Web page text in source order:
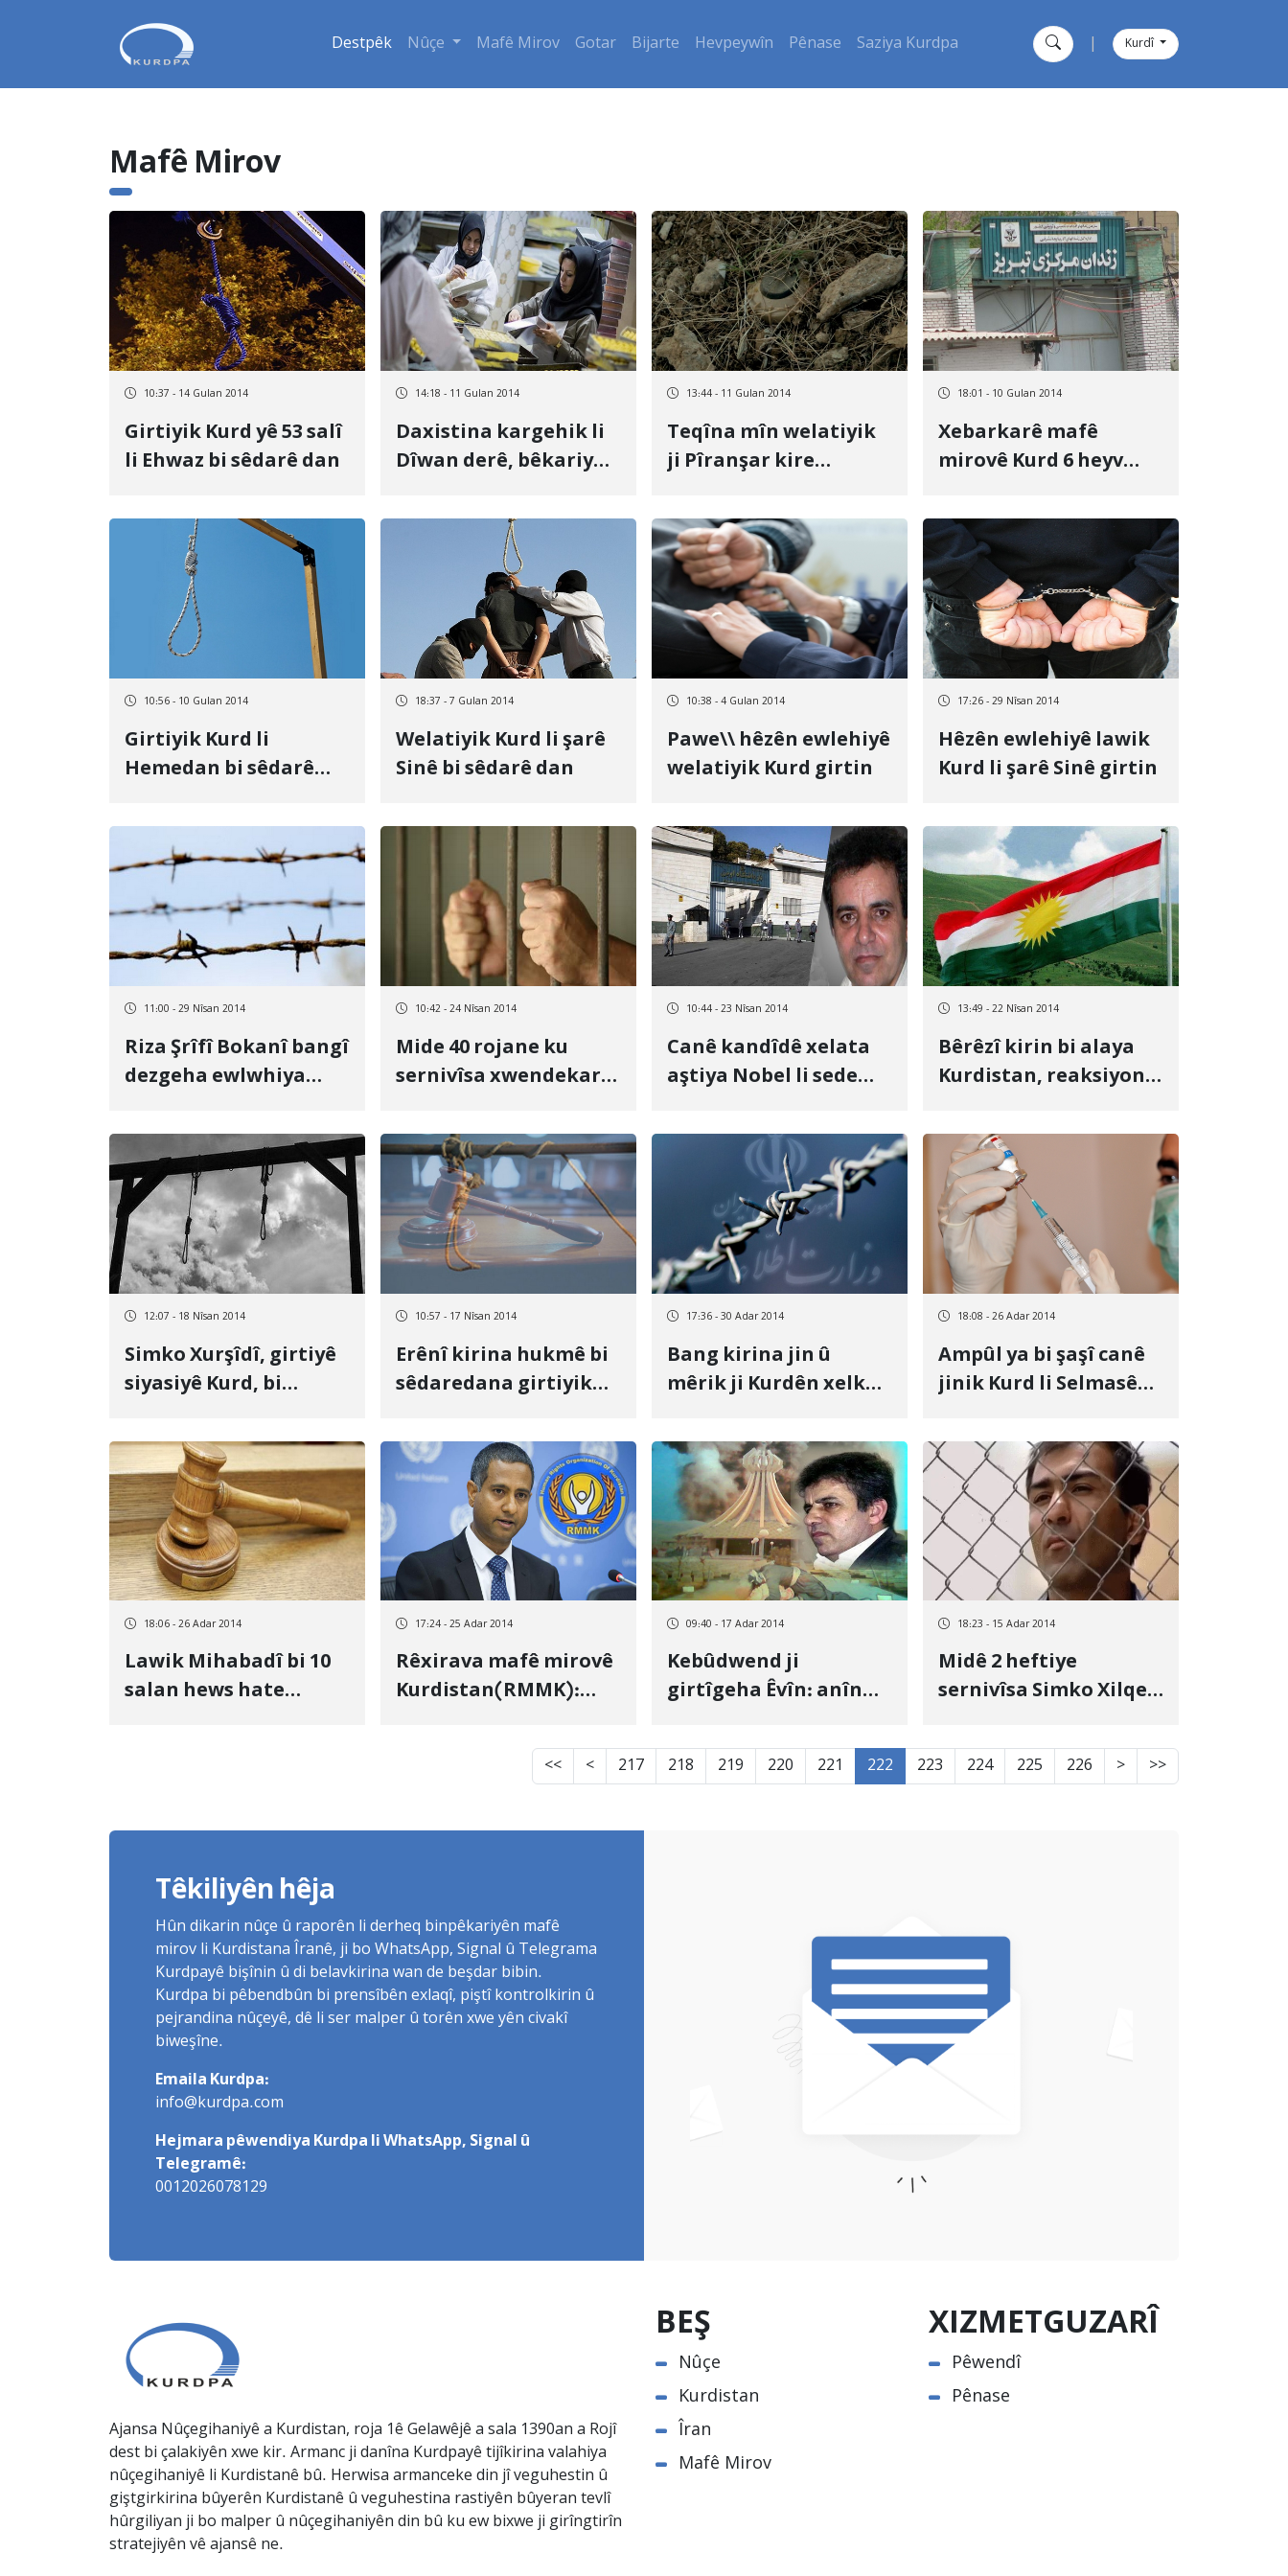
Destpêk Nûçe Mafê Mirov Gotar Bijarte Hevpeywîn Pênase Saziya Kurdpa Kurdî
Mafê Mirov
10:37 - 14 Gulan 2014
Girtiyik Kurd yê 53 salî
li Ehwaz bi sêdarê dan
14:18 - 11 Gulan 2014
Daxistina kargehik li
Dîwan derê, bêkariya
anî
13:44 - 11 Gulan 2014
Teqîna mîn welatiyik
ji Pîranşar kire
18:01 - 10 Gulan 2014
Xebarkarê mafê
mirovê Kurd 6 heyv
10:56 - 10 Gulan 2014
Girtiyik Kurd li
Hemedan bi sêdarê
18:37 - 7 Gulan 2014
Welatiyik Kurd li şarê
Sinê bi sêdarê dan
10:38 - 4 Gulan 2014
Pawe\\ hêzên ewlehiyê
welatiyik Kurd girtin
17:26 - 29 Nîsan 2014
Hêzên ewlehiyê lawik
Kurd li şarê Sinê girtin
11:00 - 29 Nîsan 2014
Riza Şrîfî Bokanî bangî
dezgeha ewlwhiya
Mihabadê kirin
10:42 - 24 Nîsan 2014
Mide 40 rojane ku
sernivîsa xwendekarik
10:44 - 23 Nîsan 2014
Canê kandîdê xelata
aştiya Nobel li sedem
girtîgehê de, li
metirsiyê deye
13:49 - 22 Nîsan 2014
Bêrêzî kirin bi alaya
Kurdistan, reaksiyona
anî
12:07 - 18 Nîsan 2014
Simko Xurşîdî, girtiyê
siyasiyê Kurd, bi
10:57 - 17 Nîsan 2014
Erênî kirina hukmê bi
sêdaredana girtiyik
17:36 - 30 Adar 2014
Bang kirina jin û
mêrik ji Kurdên xelkê
ewlehiyê
18:08 - 26 Adar 2014
Ampûl ya bi şaşî canê
jinik Kurd li Selmasê
18:06 - 26 Adar 2014
Lawik Mihabadî bi 10
salan hews hate
17:24 - 25 Adar 2014
Rêxirava mafê mirovê
Kurdistan(RMMK):
rastiyên Kurdistanê
têde nahtibûn cî kirin
09:40 - 17 Adar 2014
Kebûdwend ji
girtîgeha Êvîn: anîn
cinayeta Helbçê û
hevkarên wan, çi car jê
18:23 - 15 Adar 2014
Midê 2 heftiye
sernivîsa Simko Xilqetî
<< < 217 218 219 220 221 222 223 224 225 226 > >>
Têkiliyên hêja
Hûn dikarin nûçe û raporên li derheq binpêkariyên mafê
mirov li Kurdistana Îranê, ji bo WhatsApp, Signal û Telegrama
Kurdpayê bişînin û di belavkirina wan de beşdar bibin.
Kurdpa bi pêbendbûn bi prensîbên exlaqî, piştî kontrolkirin û
pejrandina nûçeyê, dê li ser malper û torên xwe yên civakî
biweşîne.
Emaila Kurdpa:
info@kurdpa.com
Hejmara pêwendiya Kurdpa li WhatsApp, Signal û
Telegramê:
0012026078129
Ajansa Nûçegihaniyê a Kurdistan, roja 1ê Gelawêjê a sala 1390an a Rojî
dest bi çalakiyên xwe kir. Armanc ji danîna Kurdpayê tijîkirina valahiya
nûçegihaniyê li Kurdistanê bû. Herwisa armanceke din jî veguhestin û
giştgirkirina bûyerên Kurdistanê û veguhestina rastiyên bûyeran tevlî
hûrgiliyan ji bo malper û nûçegihaniyên din bû ku ew bixwe ji girîngtirîn
stratejiyên vê ajansê ne.
BEŞ
Nûçe
Kurdistan
Îran
Mafê Mirov
XIZMETGUZARÎ
Pêwendî
Pênase